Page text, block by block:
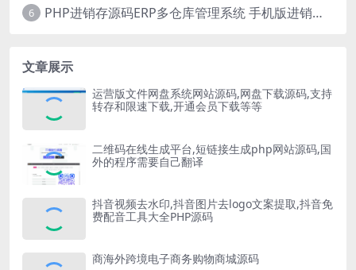
6 PHP进销存源码ERP多仓库管理系统 手机版进销存 php网络版进销存小程序
文章展示
运营版文件网盘系统网站源码,网盘下载源码,支持
转存和限速下载,开通会员下载等等
二维码在线生成平台,短链接生成php网站源码,国
外的程序需要自己翻译
抖音视频去水印,抖音图片去logo文案提取,抖音免
费配音工具大全PHP源码
商海外跨境电子商务购物商城源码